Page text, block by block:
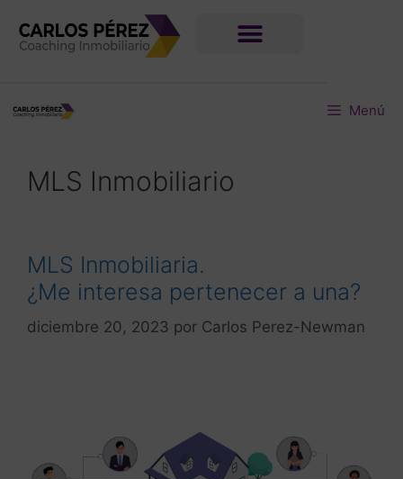
Menú
MLS Inmobiliario
MLS Inmobiliaria.
¿Me interesa pertenecer a una?
diciembre 20, 2023 por Carlos Perez-Newman